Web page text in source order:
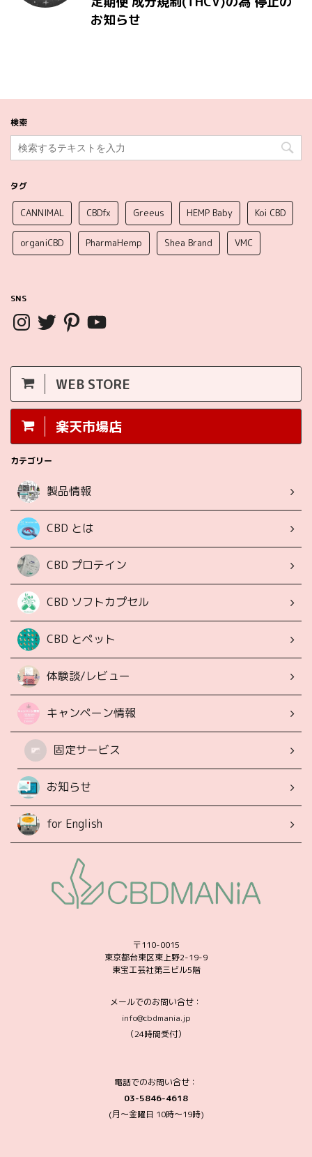
お知らせ
検索
タグ
CANNIMAL CBDfx Greeus HEMP Baby Koi CBD
organiCBD PharmaHemp Shea Brand VMC
SNS
WEB STORE
楽天市場店
カテゴリー
製品情報
CBD とは
CBD プロテイン
CBD ソフトカプセル
CBD とペット
体験談/レビュー
キャンペーン情報
固定サービス
お知らせ
for English
〒110-0015
東京都台東区東上野2-19-9
東宝工芸社第三ビル5階
メールでのお問い合せ：
info@cbdmania.jp
（24時間受付）
電話でのお問い合せ：
03-5846-4618
(月～金曜日 10時〜19時)